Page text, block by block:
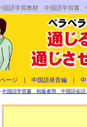
語学習教材 中国語学習
ージ 中国語発音編
中国語学習書 初級者用 中国語会話